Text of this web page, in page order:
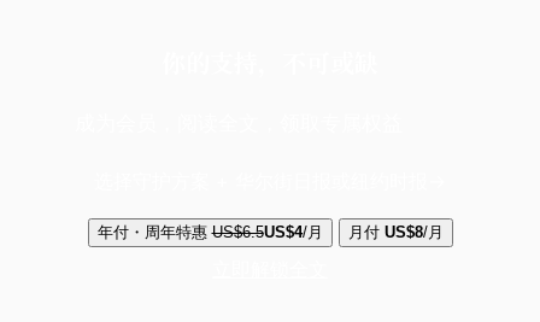
年付・周年特惠 US$6.5US$4/月 月付 US$8/月